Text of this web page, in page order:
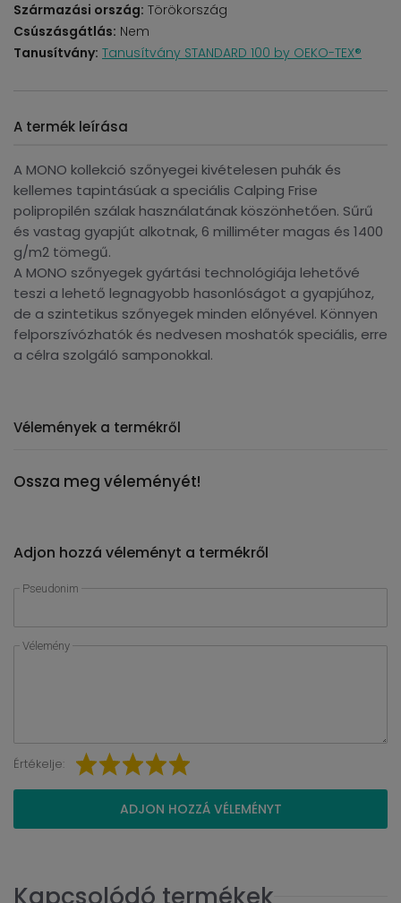
Származási ország: Törökország
Csúszásgátlás: Nem
Tanusítvány: Tanusítvány STANDARD 100 by OEKO-TEX®
A termék leírása
A MONO kollekció szőnyegei kivételesen puhák és
kellemes tapintásúak a speciális Calping Frise
polipropilén szálak használatának köszönhetően. Sűrű
és vastag gyapjút alkotnak, 6 milliméter magas és 1400
g/m2 tömegű.
A MONO szőnyegek gyártási technológiája lehetővé
teszi a lehető legnagyobb hasonlóságot a gyapjúhoz,
de a szintetikus szőnyegek minden előnyével. Könnyen
felporszívózhatók és nedvesen moshatók speciális, erre
a célra szolgáló samponokkal.
Vélemények a termékről
Ossza meg véleményét!
Adjon hozzá véleményt a termékről
Pseudonim
Vélemény
Értékelje:
ADJON HOZZÁ VÉLEMÉNYT
Kapcsolódó termékek